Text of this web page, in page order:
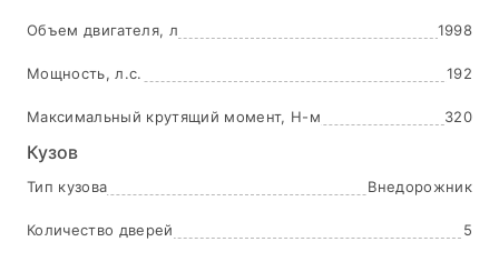
Объем двигателя, л 1998
Мощность, л.с. 192
Максимальный крутящий момент, Н-м 320
Кузов
Тип кузова Внедорожник
Количество дверей 5